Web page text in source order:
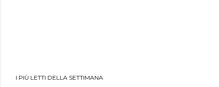
I PIÙ LETTI DELLA SETTIMANA